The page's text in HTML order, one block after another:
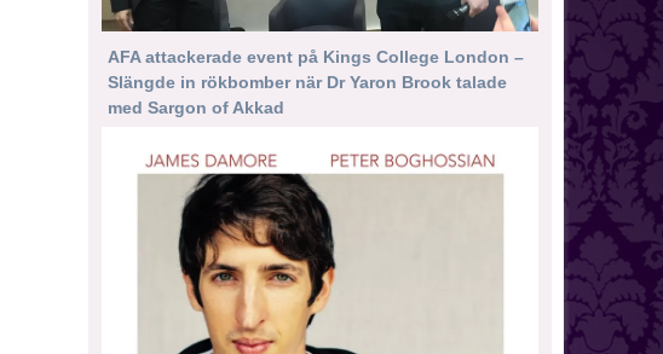
AFA attackerade event på Kings College London –
Slängde in rökbomber när Dr Yaron Brook talade
med Sargon of Akkad